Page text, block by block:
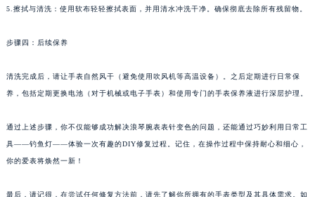
5.擦拭与清洗：使用软布轻轻擦拭表面，并用清水冲洗干净。确保彻底去除所有残留物。
步骤四：后续保养
清洗完成后，请让手表自然风干（避免使用吹风机等高温设备）。之后定期进行日常保
养，包括定期更换电池（对于机械或电子手表）和使用专门的手表保养液进行深层护理。
通过上述步骤，你不仅能够成功解决浪琴腕表表针变色的问题，还能通过巧妙利用日常工
具——钓鱼灯——体验一次有趣的DIY修复过程。记住，在操作过程中保持耐心和细心，
你的爱表将焕然一新！
最后，请记得，在尝试任何修复方法前，请先了解你所拥有的手表类型及其具体需求。如